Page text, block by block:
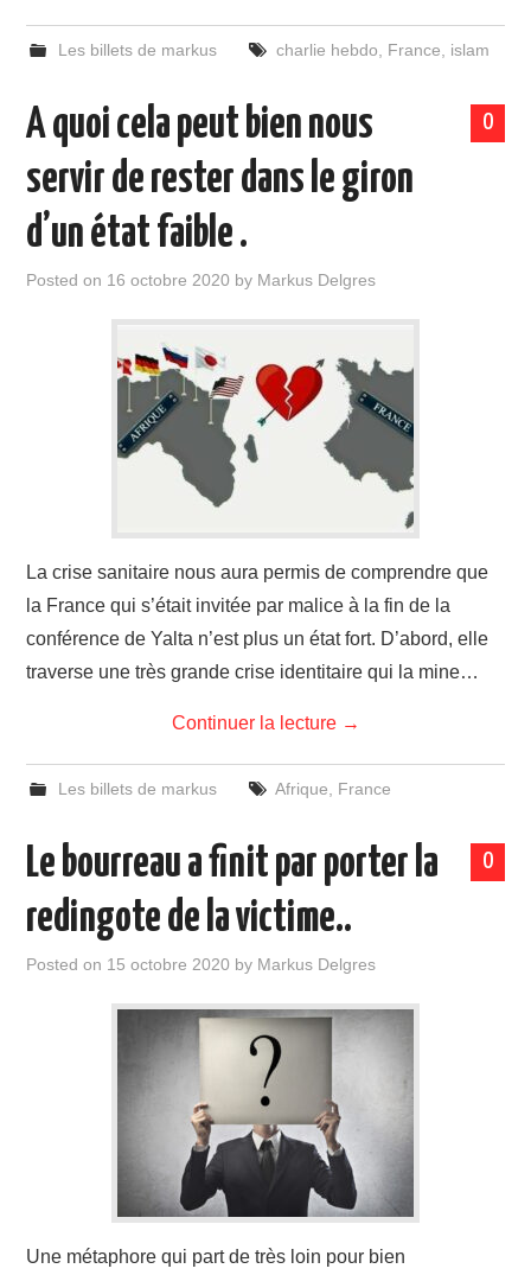
Les billets de markus charlie hebdo France islam
0
A quoi cela peut bien nous
servir de rester dans le giron
d’un état faible .
Posted on 16 octobre 2020 by Markus Delgres
La crise sanitaire nous aura permis de comprendre que
la France qui s’était invitée par malice à la fin de la
conférence de Yalta n’est plus un état fort. D’abord, elle
traverse une très grande crise identitaire qui la mine…
Continuer la lecture →
Les billets de markus Afrique France
0
Le bourreau a finit par porter la
redingote de la victime..
Posted on 15 octobre 2020 by Markus Delgres
Une métaphore qui part de très loin pour bien